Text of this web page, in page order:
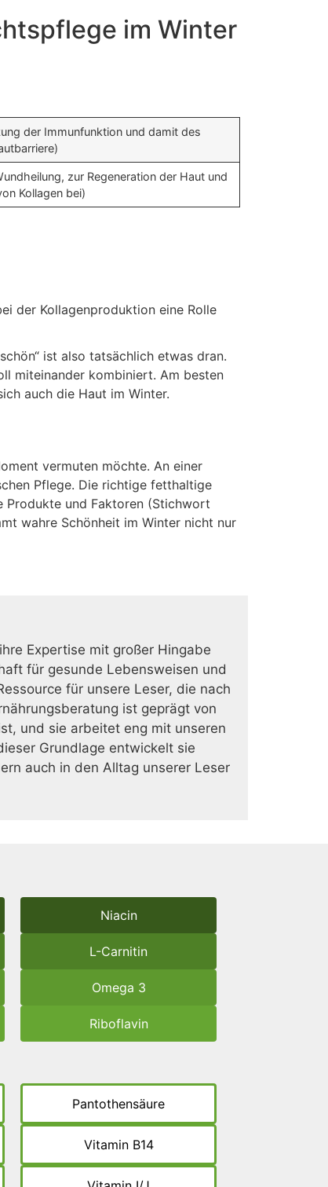
im Winter
der Immunfunktion und damit des
zur Regeneration der Haut und
Kollagen bei)
der Kollagenproduktion eine Rolle
ist also tatsächlich etwas dran.
miteinander kombiniert. Am besten
auch die Haut im Winter.
vermuten möchte. An einer
Pflege. Die richtige fetthaltige
Produkte und Faktoren (Stichwort
wahre Schönheit im Winter nicht nur
Expertise mit großer Hingabe
für gesunde Lebensweisen und
für unsere Leser, die nach
ist geprägt von
und sie arbeitet eng mit unseren
Grundlage entwickelt sie
auch in den Alltag unserer Leser
Niacin
L-Carnitin
Omega 3
Riboflavin
Pantothensäure
Vitamin B14